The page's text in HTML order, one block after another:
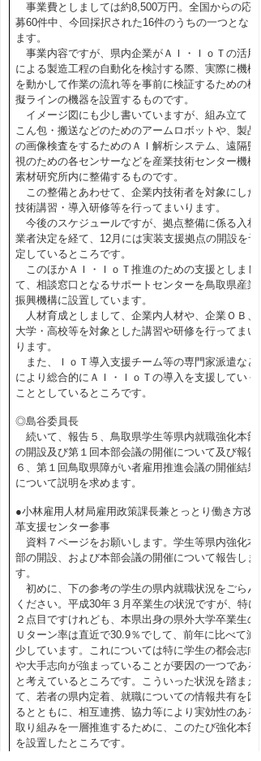
事業費としましては約8,500万円。全国からの応
募60件中、今回採択された16件のうちの一つとなり
ます。
事業内容ですが、県内企業がＡＩ・ＩｏＴの活用
による製造工程の自動化を検討する際、実際に機械
を動かして作業の流れ等を事前に検証するための模
擬ラインの機器を設置するものです。
イメージ図にも少し書いていますが、組み立て・
こん包・搬送などのためのアームロボットや、製品
の画像検査をするためのＡＩ解析システム、遠隔監
視のための各センサーなどを産業技術センター機械
素材研究所内に整備するものです。
この整備とあわせて、企業内技術者を対象にした
技術講習・導入研修等を行ってまいります。
今後のスケジュールですが、拠点整備に係る入札
業者決定を経て、12月には実装支援拠点の開設を予
定しているところです。
このほかＡＩ・ＩｏＴ推進のための支援としまし
て、相談窓口となるサポートセンターを鳥取県産業
振興機構に設置しています。
人材育成としまして、企業内人材や、企業ＯＢ、
大学・高校等を対象とした講習や研修を行ってまい
ります。
また、ＩｏＴ導入支援チーム等の専門家派遣など
により総合的にＡＩ・ＩｏＴの導入を支援していく
こととしているところです。
◎島谷委員長
続いて、報告５、鳥取県学生等県内就職強化本部
の開設及び第１回本部会議の開催について及び報告
６、第１回鳥取県障がい者雇用推進会議の開催結果
について説明を求めます。
●小林雇用人材局雇用政策課長兼とっとり働き方改
革支援センター参事
資料７ページをお願いします。学生等県内強化本
部の開設、および本部会議の開催について報告しま
す。
初めに、下の参考の学生の県内就職状況をごらん
ください。平成30年３月卒業生の状況ですが、特に
２点目ですけれども、本県出身の県外大学卒業生の
Ｕターン率は直近で30.9％でして、前年に比べて減
少しています。これについては特に学生の都会志向
や大手志向が強まっていることが要因の一つである
と考えているところです。こういった状況を踏まえ
て、若者の県内定着、就職についての情報共有を図
るとともに、相互連携、協力等により実効性のある
取り組みを一層推進するために、このたび強化本部
を設置したところです。